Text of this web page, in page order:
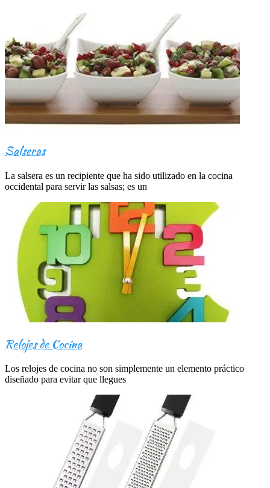
Salseras
La salsera es un recipiente que ha sido utilizado en la cocina
occidental para servir las salsas; es un
Relojes de Cocina
Los relojes de cocina no son simplemente un elemento práctico
diseñado para evitar que llegues